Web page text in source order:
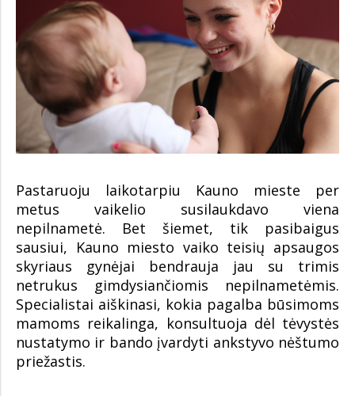
Pastaruoju laikotarpiu Kauno mieste per
metus vaikelio susilaukdavo viena
nepilnametė. Bet šiemet, tik pasibaigus
sausiui, Kauno miesto vaiko teisių apsaugos
skyriaus gynėjai bendrauja jau su trimis
netrukus gimdysiančiomis nepilnametėmis.
Specialistai aiškinasi, kokia pagalba būsimoms
mamoms reikalinga, konsultuoja dėl tėvystės
nustatymo ir bando įvardyti ankstyvo nėštumo
priežastis.